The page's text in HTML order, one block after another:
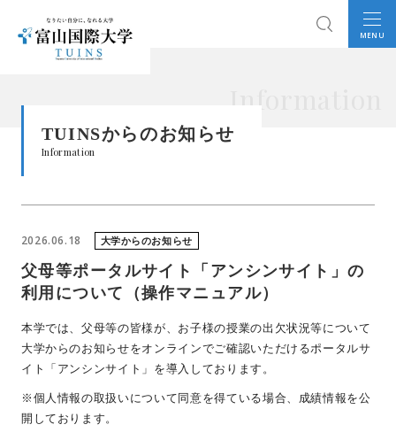
MENU
Information
TUINSからのお知らせ
Information
2026.06.18 大学からのお知らせ
父母等ポータルサイト「アンシンサイト」の
利用について（操作マニュアル）
本学では、父母等の皆様が、お子様の授業の出欠状況等について
大学からのお知らせをオンラインでご確認いただけるポータルサ
イト「アンシンサイト」を導入しております。
※個人情報の取扱いについて同意を得ている場合、成績情報を公
開しております。